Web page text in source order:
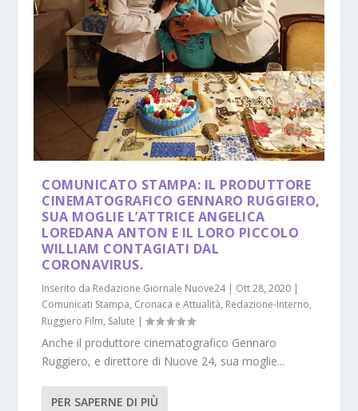
COMUNICATO STAMPA: IL PRODUTTORE
CINEMATOGRAFICO GENNARO RUGGIERO,
SUA MOGLIE L’ATTRICE ANGELICA
LOREDANA ANTON E IL LORO PICCOLO
WILLIAM CONTAGIATI DAL
CORONAVIRUS.
Inserito da Redazione Giornale Nuove24| Ott 28, 2020
Comunicati Stampa, Cronaca e Attualità, Redazione-Interno,
Ruggiero Film, Salute |
Anche il produttore cinematografico Gennaro
Ruggiero, e direttore di Nuove 24, sua moglie...
PER SAPERNE DI PIÙ